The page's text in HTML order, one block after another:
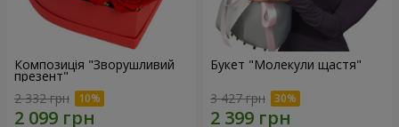
Композиція "Зворушливий
презент"
2 332 грн
Букет "Молекули щастя"
3 427 грн